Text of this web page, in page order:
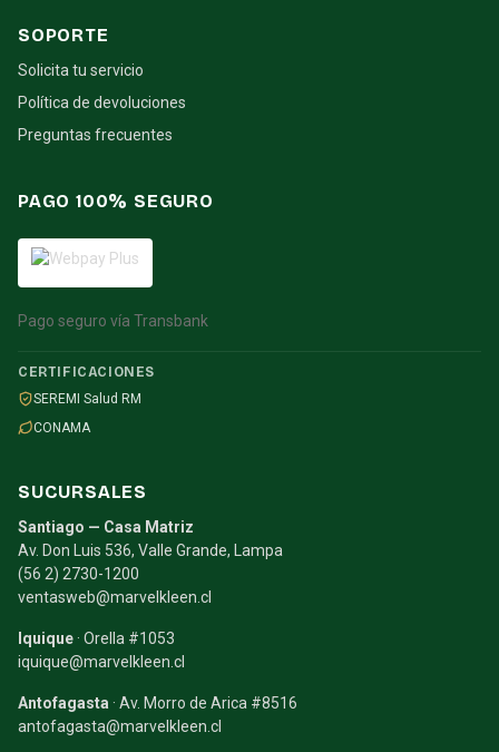
SOPORTE
Solicita tu servicio
Política de devoluciones
Preguntas frecuentes
PAGO 100% SEGURO
Pago seguro vía Transbank
CERTIFICACIONES
SEREMI Salud RM
CONAMA
SUCURSALES
Santiago — Casa Matriz
Av. Don Luis 536, Valle Grande, Lampa
(56 2) 2730-1200
ventasweb@marvelkleen.cl
Iquique · Orella #1053
iquique@marvelkleen.cl
Antofagasta · Av. Morro de Arica #8516
antofagasta@marvelkleen.cl